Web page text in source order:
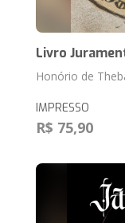
Livro
Honório de
IMPRESSO
R$ 75,90